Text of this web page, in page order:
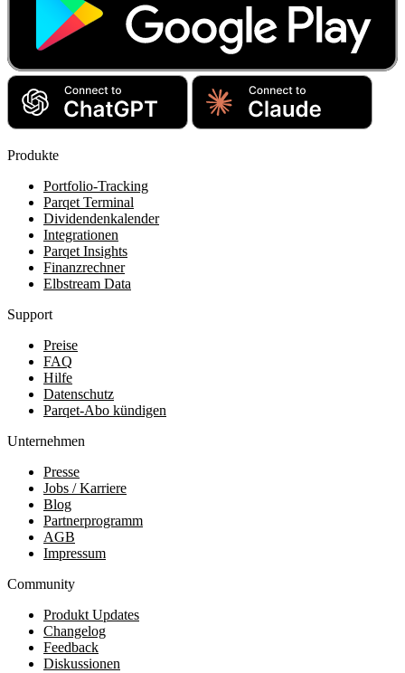
Produkte
Portfolio-Tracking
Parqet Terminal
Dividendenkalender
Integrationen
Parqet Insights
Finanzrechner
Elbstream Data
Support
Preise
FAQ
Hilfe
Datenschutz
Parqet-Abo kündigen
Unternehmen
Presse
Jobs / Karriere
Blog
Partnerprogramm
AGB
Impressum
Community
Produkt Updates
Changelog
Feedback
Diskussionen